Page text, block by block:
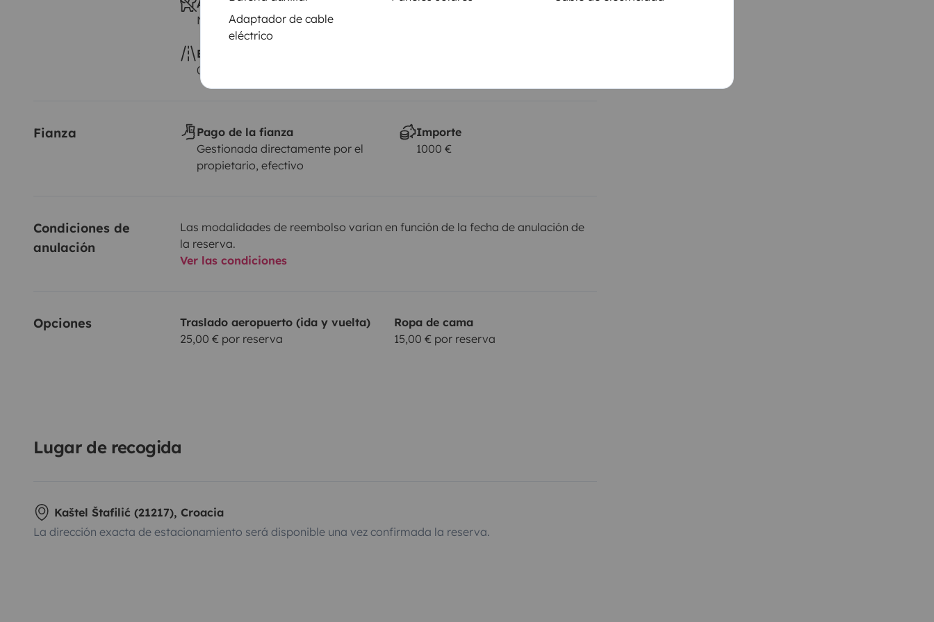
Adaptador de cable
eléctrico
Animales a bordo
No autorizado
Se permite fumar
Exceso de kilometraje
0,25 € por km adicional
Fianza
Pago de la fianza
Gestionada directamente por el
propietario, efectivo
Importe
1000 €
Condiciones de
anulación
Las modalidades de reembolso varían en función de la fecha de anulación de
la reserva.
Ver las condiciones
Opciones
Traslado aeropuerto (ida y vuelta)
25,00 € por reserva
Ropa de cama
15,00 € por reserva
Lugar de recogida
Kaštel Štafilić (21217), Croacia
La dirección exacta de estacionamiento será disponible una vez confirmada la reserva.